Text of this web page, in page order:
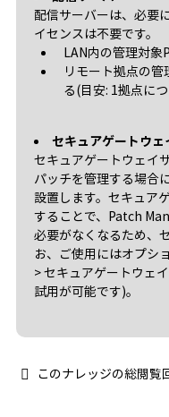
配信サーバーは、必要
イセンスは不要です。
LAN内の管理対象
リモート拠点の
る(目安: 1拠点に
セキュアゲートウェ
セキュアゲートウェイ
パッチを管理する場合
設置します。セキュア
することで、Patch
必要がなくなるため、
お、ご使用にはオプシ
> セキュアゲートウェ
試用が可能です)。
このナレッジの総閲覧